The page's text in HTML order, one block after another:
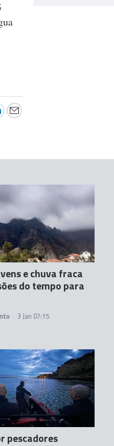
e chuva fraca
do tempo para
3 Jan 07:15
pescadores